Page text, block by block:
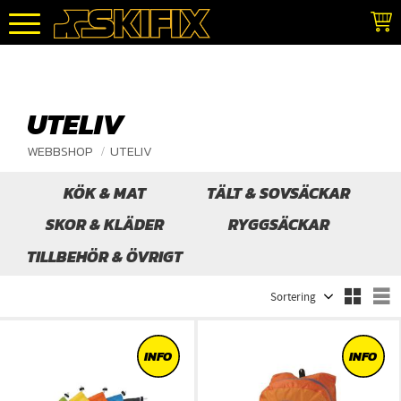
Meny
UTELIV
WEBBSHOP UTELIV
KÖK & MAT
TÄLT & SOVSÄCKAR
SKOR & KLÄDER
RYGGSÄCKAR
TILLBEHÖR & ÖVRIGT
INFO INFO